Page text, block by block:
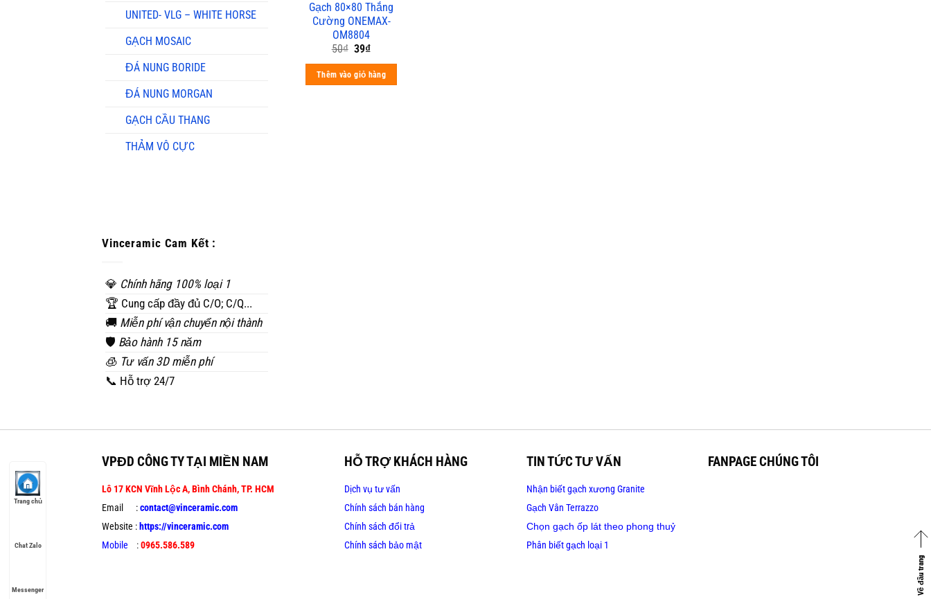
UNITED- VLG – WHITE HORSE
GẠCH MOSAIC
ĐÁ NUNG BORIDE
ĐÁ NUNG MORGAN
GẠCH CẦU THANG
THẢM VÔ CỰC
Vinceramic Cam Kết :
💎 Chính hãng 100% loại 1
🏆 Cung cấp đầy đủ C/O; C/Q...
🚚 Miễn phí vận chuyển nội thành
🛡️ Bảo hành 15 năm
🧊 Tư vấn 3D miễn phí
📞 Hỗ trợ 24/7
Gạch 80×80 Thắng
Cường ONEMAX-
OM8804
50₫ 39₫
Thêm vào giỏ hàng
VPĐD CÔNG TY TẠI MIỀN NAM
Lô 17 KCN Vĩnh Lộc A, Bình Chánh, TP. HCM
Email :contact@vinceramic.com
Website : https://vinceramic.com
Mobile :0965.586.589
HỖ TRỢ KHÁCH HÀNG
Dịch vụ tư vấn
Chính sách bán hàng
Chính sách đổi trả
Chính sách bảo mật
TIN TỨC TƯ VẤN
Nhận biết gạch xương Granite
Gạch Vân Terrazzo
Chọn gạch ốp lát theo phong thuỷ
Phân biết gạch loại 1
FANPAGE CHÚNG TÔI
Về đầu trang
Trang chủ
Chat Zalo
Messenger